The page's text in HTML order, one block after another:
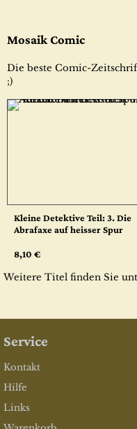
Mosaik Comic
Die beste Comic-
;)
Kleine Detektive Teil: 3. Die
Abrafaxe auf heisser Spur
8,10 €
Weitere Titel finden Sie
Service
Kontakt
Hilfe
Links